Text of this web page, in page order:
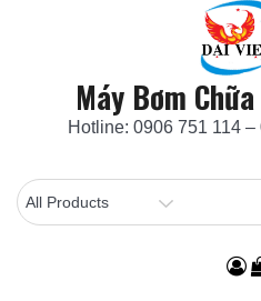
Máy Bơm
Hotline: 0906 751 114